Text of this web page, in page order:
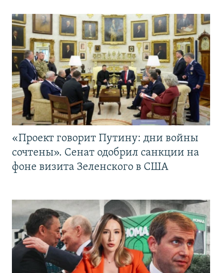
«Проект говорит Путину: дни войны
сочтены». Сенат одобрил санкции на
фоне визита Зеленского в США